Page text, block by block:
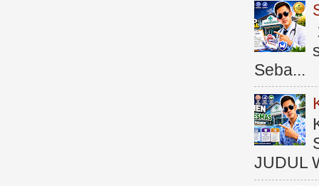
Seba...
JUDUL